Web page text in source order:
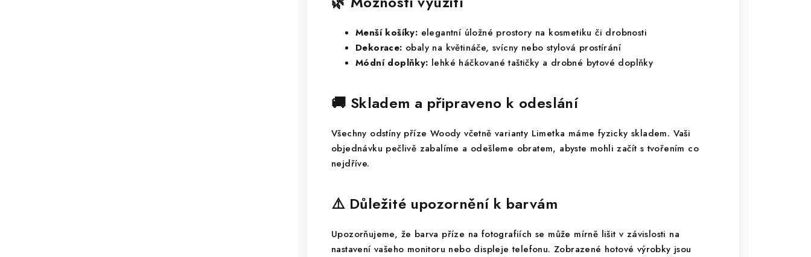
Menší košíky: elegantní úložné prostory na kosmetiku či drobnosti
Dekorace: obaly na květináče, svícny nebo stylová prostírání
Módní doplňky: lehké háčkované taštičky a drobné bytové doplňky
🚚 Skladem a připraveno k odeslání
Všechny odstíny příze Woody včetně varianty Limetka máme fyzicky skladem. Vaši
objednávku pečlivě zabalíme a odešleme obratem, abyste mohli začít s tvořením co
nejdříve.
⚠️ Důležité upozornění k barvám
Upozorňujeme, že barva příze na fotografiích se může mírně lišit v závislosti na
nastavení vašeho monitoru nebo displeje telefonu. Zobrazené hotové výrobky jsou